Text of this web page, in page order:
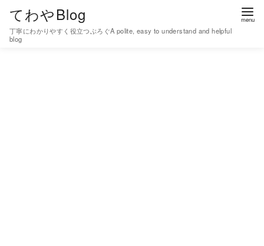
てわやBlog
丁寧にわかりやすく役立つぶろぐA polite, easy to understand and helpful
blog